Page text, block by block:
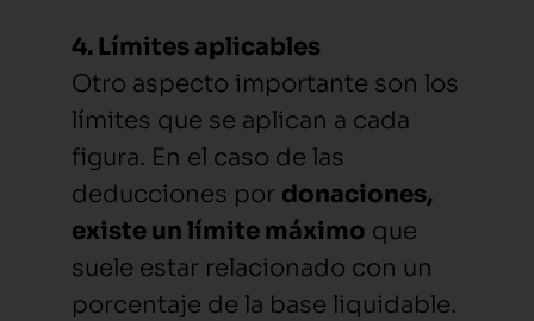
4. Límites aplicables
Otro aspecto importante son los
límites que se aplican a cada
figura. En el caso de las
deducciones por donaciones,
existe un límite máximo que
suele estar relacionado con un
porcentaje de la base liquidable.